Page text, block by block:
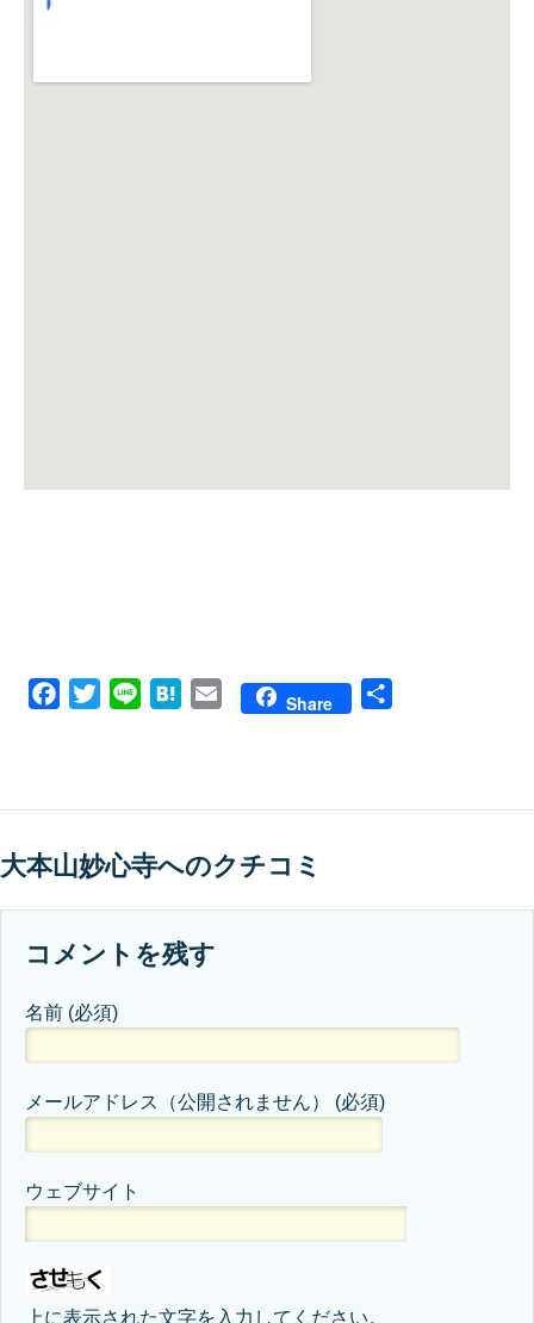
Facebook
Twitter Line HatenaEmail Share
大本山妙心寺へのクチコミ
コメントを残す
名前 (必須)
メールアドレス（公開されません） (必須)
ウェブサイト
上に表示された文字を入力してください。